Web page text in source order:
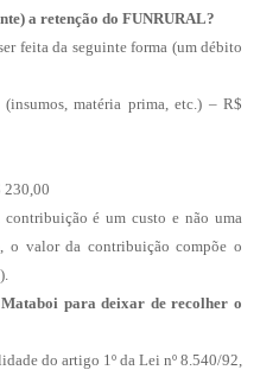
a retenção do FUNRURAL?
feita da seguinte forma (um débito
matéria prima, etc.) – R$
230,00
é um custo e não uma
o valor da contribuição compõe o
para deixar de recolher o
do artigo 1º da Lei nº 8.540/92,